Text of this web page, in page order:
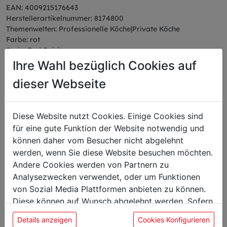
EAN: 4009215176643
Herstellerartikelnummer: 8174800
Themenwelten: Professionelle Köche|Private Köche
Farbe: rot
Serie: Red Spirit
Abmessungen
Das könnte Sie auch
interessieren
Filetiermesser
Ihre Wahl bezüglich Cookies auf
dieser Webseite
Diese Website nutzt Cookies. Einige Cookies sind
für eine gute Funktion der Website notwendig und
können daher vom Besucher nicht abgelehnt
werden, wenn Sie diese Website besuchen möchten.
Andere Cookies werden von Partnern zu
Analysezwecken verwendet, oder um Funktionen
von Sozial Media Plattformen anbieten zu können.
Diese können auf Wunsch abgelehnt werden. Sofern
sie unsere Webseite weiter nutzen, geben Sie
Details anzeigen Cookies Konfigurieren